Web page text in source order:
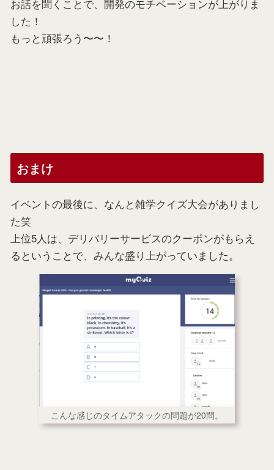
お話を聞くことで、開発のモチベーションが上がりま
した！
もっと頑張ろう〜〜！
おまけ
イベントの最後に、なんと雑学クイズ大会がありまし
た笑
上位5人は、デリバリーサービスのクーポンがもらえ
るということで、みんな盛り上がっていました。
こんな感じのタイムアタックの問題が20問。